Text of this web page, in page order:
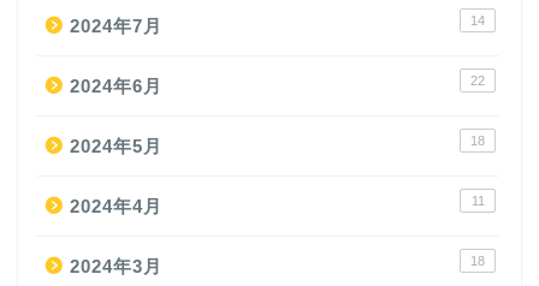
2024年7月 14
2024年6月 22
2024年5月 18
2024年4月 11
2024年3月 18